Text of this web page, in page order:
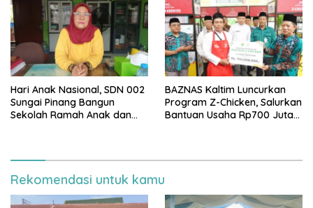
Hari Anak Nasional, SDN 002
Sungai Pinang Bangun
Sekolah Ramah Anak dan
BAZNAS Kaltim Luncurkan
Program Z-Chicken, Salurkan
Bantuan Usaha Rp700 Juta
Rekomendasi untuk kamu